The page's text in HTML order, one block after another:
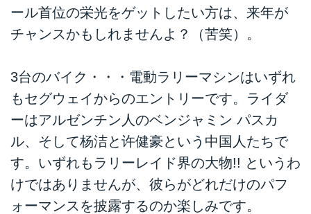
ール首位の栄光をゲットしたい方は、来年が
チャンスかもしれませんよ？（苦笑）。
3台のバイク・・・電動ラリーマシンはいずれ
もセグウェイからのエントリーです。ライダ
ーはアルゼンチン人のベンジャミン パスカ
ル、そして杨洁と许健豪という中国人たちで
す。いずれもラリーレイド界の大物!! というわ
けではありませんが、彼らがどれだけのパフ
ォーマンスを披露するのか楽しみです。